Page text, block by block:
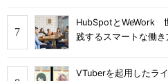
HubSpotとWeWork
践するスマートな働き
VTuberを起用したラ